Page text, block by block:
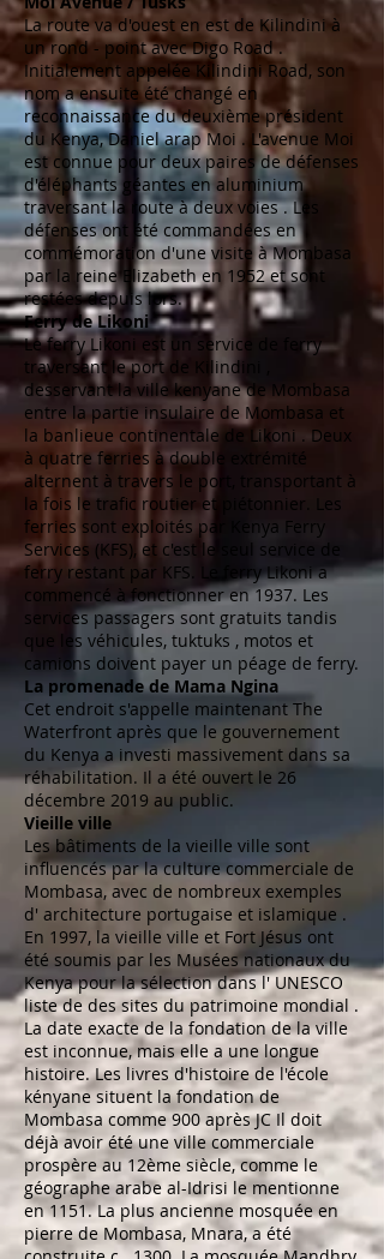
La route va d'ouest en est de Kilindinià
unrond-pointavecDigo Road.
Initialement appelée Kilindini Road, son
nom a ensuite été changé en
reconnaissance du deuxième président
du Kenya,Daniel arap Moi . L'avenue Moi
est connue pour deux paires dedéfenses
d'éléphants géantes enaluminium
traversant la
route à deux voies. Les
défenses ont été commandées en
commémoration d'une visite à Mombasa
par la reine Elizabethen 1952 et sont
restées depuis lors.
Ferry de Likoni
Le ferry Likoni est un service de ferry
traversant leport de Kilindini
desservant la ville kenyanede Mombasa
entre la partie insulaire de Mombasa et
la banlieue continentale deLikoni . Deux
à quatre ferries à double extrémité
alternent à travers le port, transportant à
la fois le trafic routier et piétonnier. Les
ferries sont exploités par Kenya Ferry
Services (KFS), et c'est le seul service de
ferry restant par KFS. Le ferry Likoni a
commencé à fonctionner en 1937. Les
services passagers sont gratuits tandis
que les véhicules, tuktuks , motos et
camions doivent payer un péage de ferry.
La promenade de Mama Ngina
Cet endroit s'appelle maintenant The
Waterfront après que le gouvernement
du Kenya a investi massivement dans sa
réhabilitation. Il a été ouvert le 26
décembre 2019 au public.
Vieille ville
Les bâtiments de la vieille ville sont
influencés par la culture commerciale de
Mombasa, avec de nombreux exemples
d' architecture portugaise et islamique .
En 1997, la vieille ville et Fort Jésus ont
été soumis par les Musées nationaux du
Kenyapour la sélection dans l'UNESCO
liste de dessitesdupatrimoine mondial .
La date exacte de la fondation de la ville
est inconnue, mais elle a une longue
histoire. Les livres d'histoire de l'école
kényane situent la fondation de
Mombasa comme 900 après JC Il doit
déjà avoir été une ville commerciale
prospère au 12ème siècle, comme le
géographe arabe al-Idrisi le mentionne
en 1151. La plus ancienne mosquée en
pierre de Mombasa, Mnara, a été